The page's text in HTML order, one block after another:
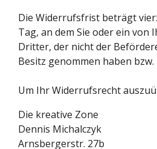
Die Widerrufsfrist beträgt
Tag, an dem Sie oder ein von
Dritter, der nicht der
Besitz genommen haben bzw.
Um Ihr Widerrufsrecht
Die kreative Zone
Dennis Michalczyk
Arnsbergerstr. 27b